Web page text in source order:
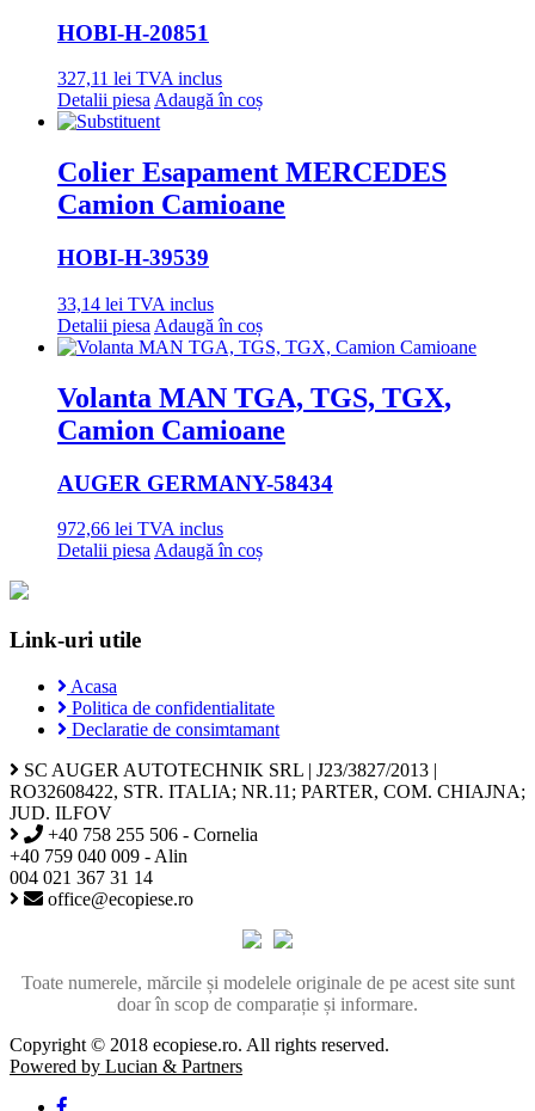
HOBI-H-20851
327,11 lei TVA inclus
Detalii piesa Adaugă în coș
Colier Esapament MERCEDES
Camion Camioane
HOBI-H-39539
33,14 lei TVA inclus
Detalii piesa Adaugă în coș
Volanta MAN TGA, TGS, TGX,
Camion Camioane
AUGER GERMANY-58434
972,66 lei TVA inclus
Detalii piesaAdaugă în coș
Link-uri utile
Acasa
Politica de confidentialitate
Declaratie de consimtamant
SC AUGER AUTOTECHNIK SRL | J23/3827/2013 |
RO32608422, STR. ITALIA; NR.11; PARTER, COM. CHIAJNA;
JUD. ILFOV
+40 758 255 506 - Cornelia
+40 759 040 009 - Alin
004 021 367 31 14
office@ecopiese.ro
Toate numerele, mărcile și modelele originale de pe acest site sunt
doar în scop de comparație și informare.
Copyright © 2018 ecopiese.ro. All rights reserved.
Powered by Lucian & Partners